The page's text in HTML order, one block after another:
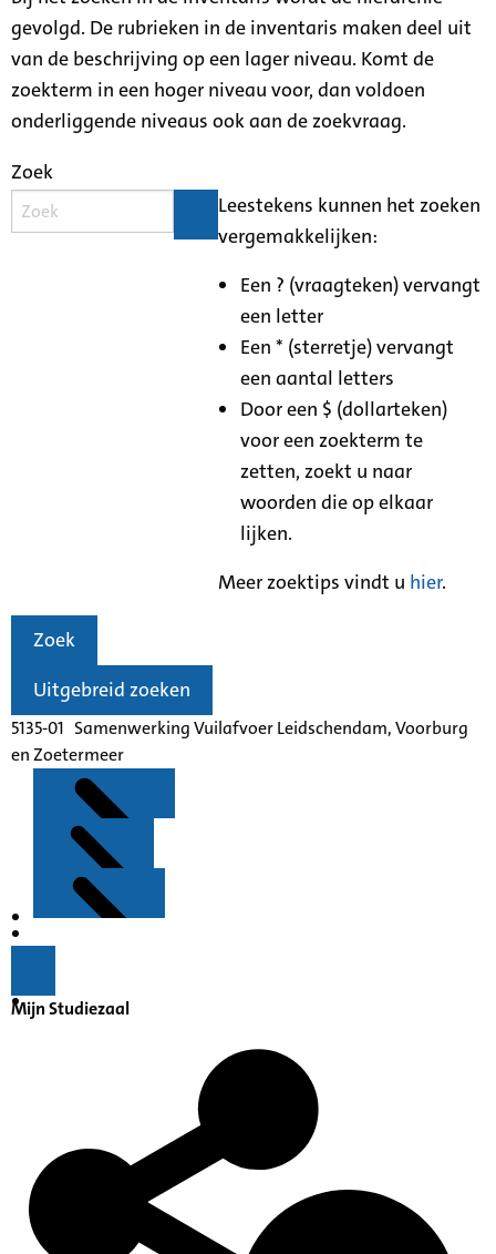
gevolgd. De rubrieken in de inventaris maken deel uit
van de beschrijving op een lager niveau. Komt de
zoekterm in een hoger niveau voor, dan voldoen
onderliggende niveaus ook aan de zoekvraag.
Zoek
Leestekens kunnen het zoeken
vergemakkelijken:
Een ? (vraagteken) vervangt
een letter
Een * (sterretje) vervangt
een aantal letters
Door een $ (dollarteken)
voor een zoekterm te
zetten, zoekt u naar
woorden die op elkaar
lijken.
Meer zoektips vindt u hier.
Zoek
Uitgebreid zoeken
5135-01 Samenwerking Vuilafvoer Leidschendam, Voorburg
en Zoetermeer
Inventaris
Mijn Studiezaal